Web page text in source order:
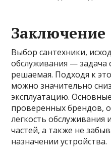
Заключение
Выбор сантехники,
обслуживания — задача
решаемая. Подходя к
можно значительно
эксплуатацию.
проверенных брендов,
легкость обслуживания
частей, а также не
назначении устройства.